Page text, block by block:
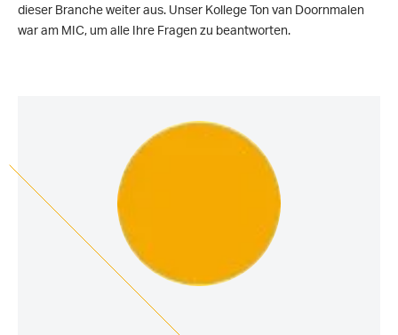
dieser Branche weiter aus. Unser Kollege Ton van Doornmalen
war am MIC, um alle Ihre Fragen zu beantworten.